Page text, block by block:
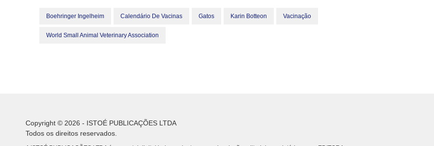
Boehringer Ingelheim Calendário De Vacinas Gatos Karin Botteon Vacinação
World Small Animal Veterinary Association
Copyright © 2026 - ISTOÉ PUBLICAÇÕES LTDA
Todos os direitos reservados.